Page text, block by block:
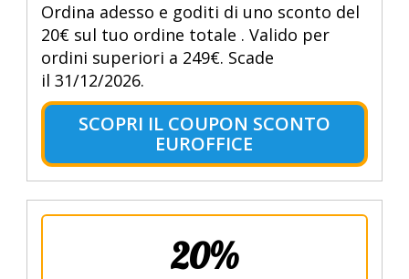
Ordina adesso e goditi di uno sconto del
20€ sul tuo ordine totale . Valido per
ordini superiori a 249€. Scade
il 31/12/2026.
SCOPRI IL COUPON SCONTO
EUROFFICE
20%